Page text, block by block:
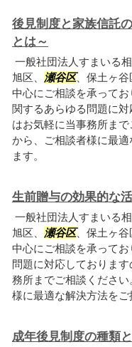
後見制度と家族信託
とは～
一般社団法人すまいる
旭区、 瀬谷区、保土ヶ
中心にご相談を承って
関するあらゆる問題に
はお気軽に当事務所ま
から、ご相談者様に最
ます。
生前贈与の効果的な
一般社団法人すまいる
旭区、 瀬谷区、保土ヶ
中心にご相談を承って
問題に対応しておりま
務所までご相談くださ
様に最適な解決方法をご
成年後見制度の種類